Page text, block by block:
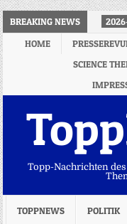
BREAKING NEWS
HOME
SCIENCE
Topp-Nachrichten
TOPPNEWS POLITIK